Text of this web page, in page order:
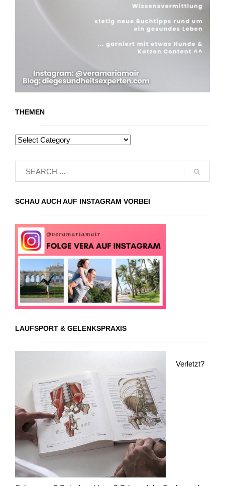
THEMEN
SCHAU AUCH AUF INSTAGRAM VORBEI
LAUFSPORT & GELENKSPRAXIS
Verletzt?